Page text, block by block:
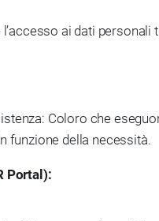
ai dati
Coloro che
funzione della necessità.
Portal):